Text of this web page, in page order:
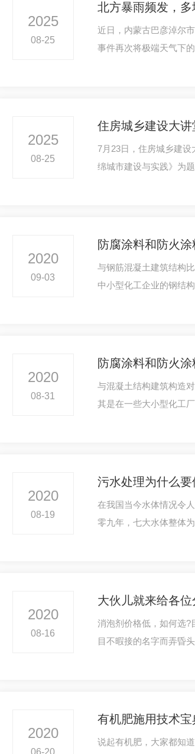
2025
08-25
北方暴雨频发，
近日，内蒙古巴彦淖尔
事件再次将极端天气下
2025
08-25
住房城乡建设大
7月23日，住房城乡建
绵城市建设与实践》为
2020
09-03
防腐涂料和防火
与钢筋混凝土建筑结构
中小型化工企业的钢结
2020
08-31
防腐涂料和防火
与混凝土结构建筑构造
其是在一些大小型化工
2020
08-19
污水处理为什么要
在我国当今水体情况令
零九年，七大水体整体
2020
08-16
大伙儿就来给各
消泡剂价格低，如何选?
目不暇接的名字而弄昏
2020
有机肥施用技术
说起有机肥，大家都知